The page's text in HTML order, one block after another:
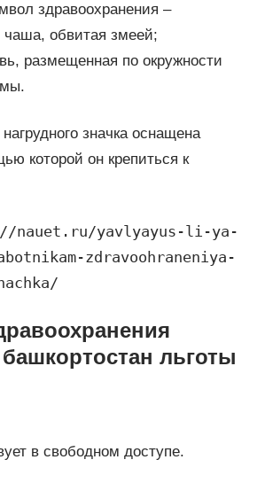
здравоохранения –
чаша, обвитая змеей;
размещенная по окружности
значка оснащена
которой он крепиться к
nauet.ru/yavlyayus-li-ya-
zdravoohraneniya-
льготы
в свободном доступе.